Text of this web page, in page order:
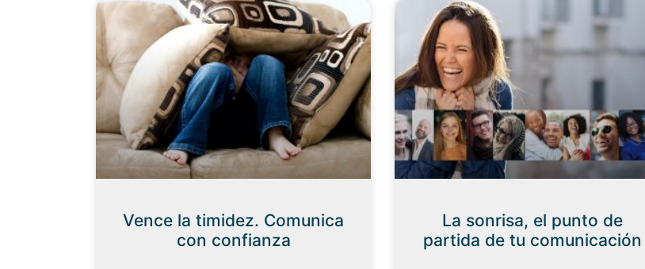
Vence la timidez. Comunica
con confianza
La sonrisa, el punto de
partida de tu comunicación